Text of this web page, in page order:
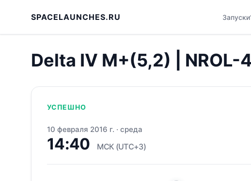
SPACELAUNCHES.RU Запуски
Delta IV M+(5,2) |
УСПЕШНО
10 февраля 2016 г. · среда
14:40 МСК (UTC+3)